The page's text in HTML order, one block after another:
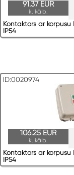
91.37 EUR
k. käib.
Kontaktors ar korpusu
IP54
ID:0020974
106.25 EUR
k. käib.
Kontaktors ar korpusu
IP54